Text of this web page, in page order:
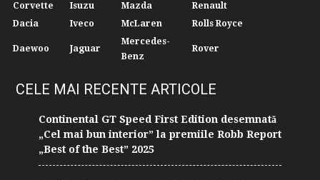
Corvette
Isuzu Mazda
Renault
Dacia
Iveco McLaren Rolls Royce
Daewoo Jaguar
Mercedes-
Benz
Rover
CELE MAI RECENTE ARTICOLE
Continental GT Speed First Edition desemnată
„Cel mai bun interior” la premiile Robb Report
„Best of the Best” 2025